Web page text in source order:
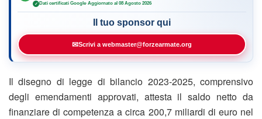
✓ Dati certificati Google·Aggiornato al 08 Agosto 2026
Il tuo sponsor qui
✉Scrivi a webmaster@forzearmate.org
Il disegno di legge di bilancio 2023-2025, comprensivo
degli emendamenti approvati, attesta il saldo netto da
finanziare di competenza a circa 200,7 miliardi di euro nel